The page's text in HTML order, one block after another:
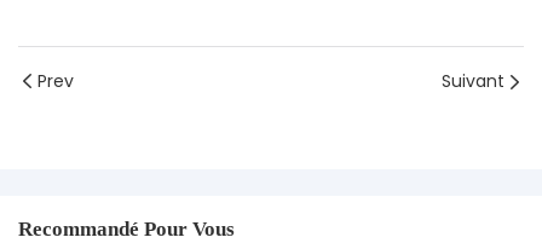
Prev Suivant
Recommandé Pour Vous